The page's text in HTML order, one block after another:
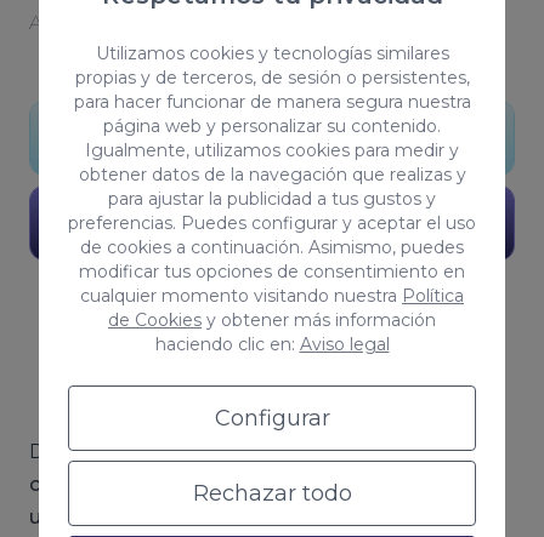
Utilizamos cookies y tecnologías similares
propias y de terceros, de sesión o persistentes,
para hacer funcionar de manera segura nuestra
página web y personalizar su contenido.
Igualmente, utilizamos cookies para medir y
obtener datos de la navegación que realizas y
para ajustar la publicidad a tus gustos y
preferencias. Puedes configurar y aceptar el uso
de cookies a continuación. Asimismo, puedes
modificar tus opciones de consentimiento en
cualquier momento visitando nuestra Política
de Cookies y obtener más información
haciendo clic en: Aviso legal
Configurar
Rechazar todo
Adoramos las vallas publicitarias.
Mi diseño aplicado
Ver Portfolio
¿Qué es el branding?
Denominamos al branding como lapráctica de
crear una identidad distintiva y coherente para
una marca o producto
. Se trata de un conjunto